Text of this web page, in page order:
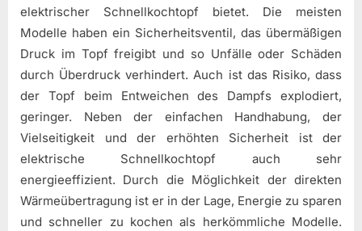
elektrischer Schnellkochtopf bietet. Die meisten
Modelle haben ein Sicherheitsventil, das übermäßigen
Druck im Topf freigibt und so Unfälle oder Schäden
durch Überdruck verhindert. Auch ist das Risiko, dass
der Topf beim Entweichen des Dampfs explodiert,
geringer. Neben der einfachen Handhabung, der
Vielseitigkeit und der erhöhten Sicherheit ist der
elektrische Schnellkochtopf auch sehr
energieeffizient. Durch die Möglichkeit der direkten
Wärmeübertragung ist er in der Lage, Energie zu sparen
und schneller zu kochen als herkömmliche Modelle.